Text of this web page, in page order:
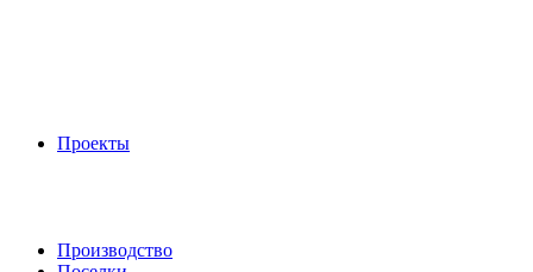
Проекты
Производство